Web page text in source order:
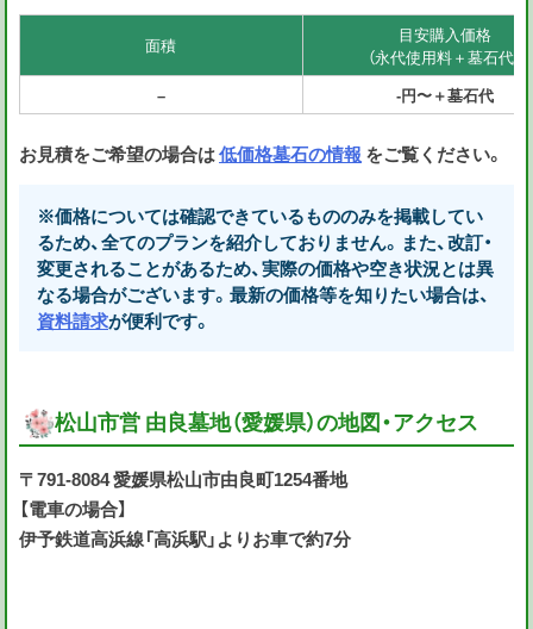
面積
目安購入価格
（永代使用料＋墓石代）
–
-円〜＋墓石代
お見積をご希望の場合は低価格墓石の情報 をご覧ください。
※価格については確認できているもののみを掲載してい
るため、全てのプランを紹介しておりません。また、改訂・
変更されることがあるため、実際の価格や空き状況とは異
なる場合がございます。最新の価格等を知りたい場合は、
資料請求が便利です。
松山市営 由良墓地（愛媛県）の地図・アクセス
〒791-8084 愛媛県松山市由良町1254番地
【電車の場合】
伊予鉄道高浜線「高浜駅」よりお車で約7分